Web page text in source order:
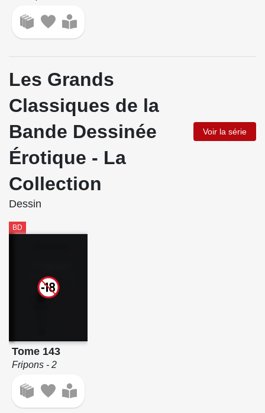
Les Grands
Classiques de la
Bande Dessinée
Érotique - La
Collection
Voir la série
Dessin
BD
Tome 143
Fripons - 2